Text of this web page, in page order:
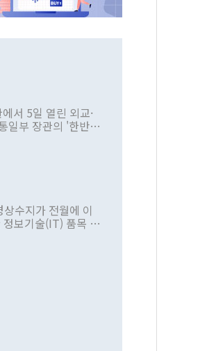
서 5일 열린 외교·
일부 장관의 '한반도
로 추진하겠다고 공
다. 그동안 정 장
지만 대통령과 유
이례적이다. 정 장
리도 높아지고 있
수지가 전월에 이
보기술(IT) 품목 수